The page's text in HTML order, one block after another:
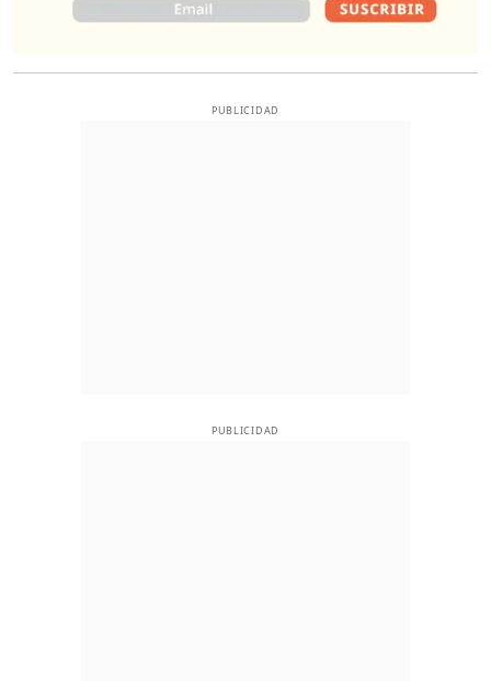
PUBLICIDAD
PUBLICIDAD